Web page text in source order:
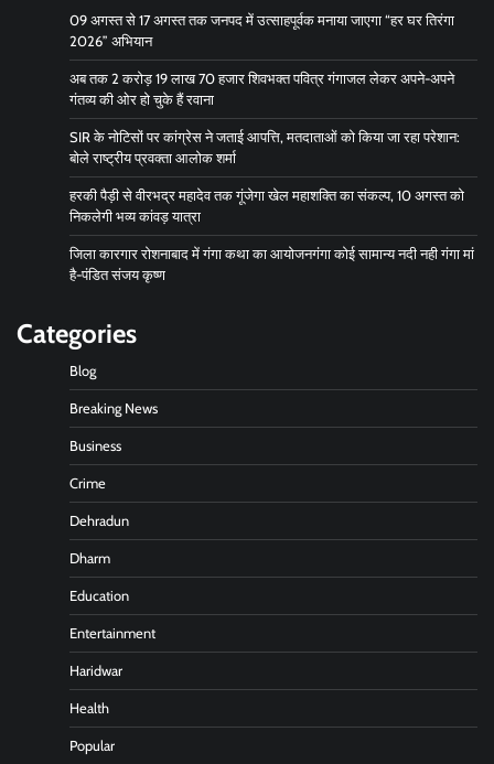
09 अगस्त से 17 अगस्त तक जनपद में उत्साहपूर्वक मनाया जाएगा “हर घर तिरंगा
2026” अभियान
अब तक 2 करोड़ 19 लाख 70 हजार शिवभक्त पवित्र गंगाजल लेकर अपने-अपने
गंतव्य की ओर हो चुके हैं रवाना
SIR के नोटिसों पर कांग्रेस ने जताई आपत्ति, मतदाताओं को किया जा रहा परेशान:
बोले राष्ट्रीय प्रवक्ता आलोक शर्मा
हरकी पैड़ी से वीरभद्र महादेव तक गूंजेगा खेल महाशक्ति का संकल्प, 10 अगस्त को
निकलेगी भव्य कांवड़ यात्रा
जिला कारगार रोशनाबाद में गंगा कथा का आयोजनगंगा कोई सामान्य नदी नही गंगा मां
है-पंडित संजय कृष्ण
Categories
Blog
Breaking News
Business
Crime
Dehradun
Dharm
Education
Entertainment
Haridwar
Health
Popular